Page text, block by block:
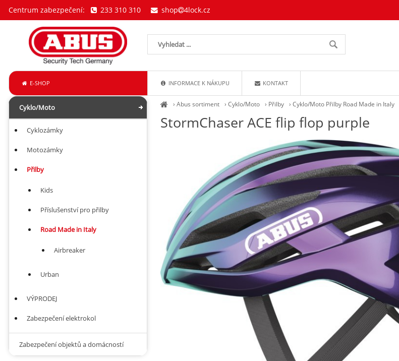
›Abus sortiment ›Cyklo/Moto › Přilby ›Cyklo/Moto Přilby Road Made in Italy
StormChaser ACE flip flop purple
Cyklo/Moto
Cyklozámky
Motozámky
Přilby
Kids
Příslušenství pro přilby
Road Made in Italy
Airbreaker
Urban
VÝPRODEJ
Zabezpečení elektrokol
Zabezpečení objektů a domácností
E-SHOP INFORMACE K NÁKUPU KONTAKT
Centrum zabezpečení: 233 310 310 shop 4lock.cz